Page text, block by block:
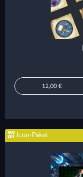
12,00 €
Icon-Paket